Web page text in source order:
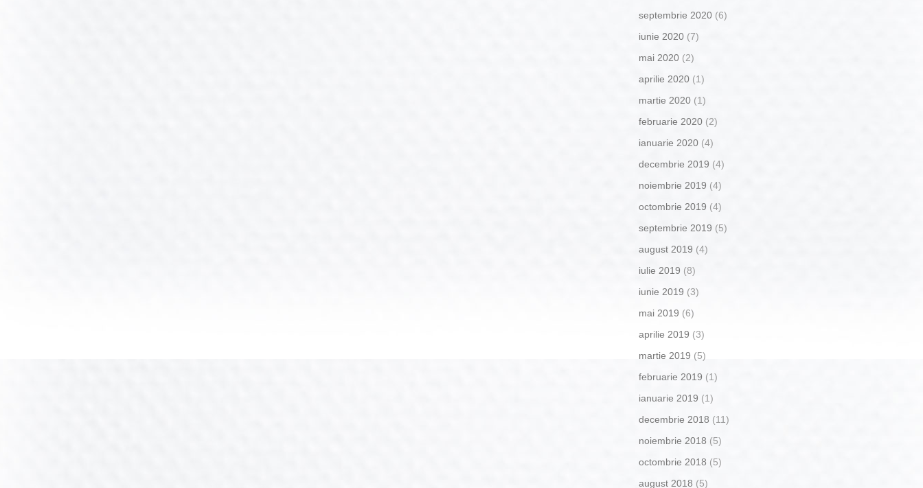
septembrie 2020 (6)
iunie 2020 (7)
mai 2020 (2)
aprilie 2020 (1)
martie 2020 (1)
februarie 2020 (2)
ianuarie 2020 (4)
decembrie 2019 (4)
noiembrie 2019 (4)
octombrie 2019 (4)
septembrie 2019 (5)
august 2019 (4)
iulie 2019 (8)
iunie 2019 (3)
mai 2019 (6)
aprilie 2019 (3)
martie 2019 (5)
februarie 2019 (1)
ianuarie 2019 (1)
decembrie 2018 (11)
noiembrie 2018 (5)
octombrie 2018 (5)
august 2018 (5)